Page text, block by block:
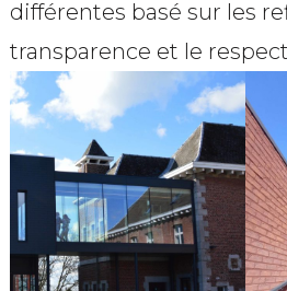
différentes basé sur les
transparence et le